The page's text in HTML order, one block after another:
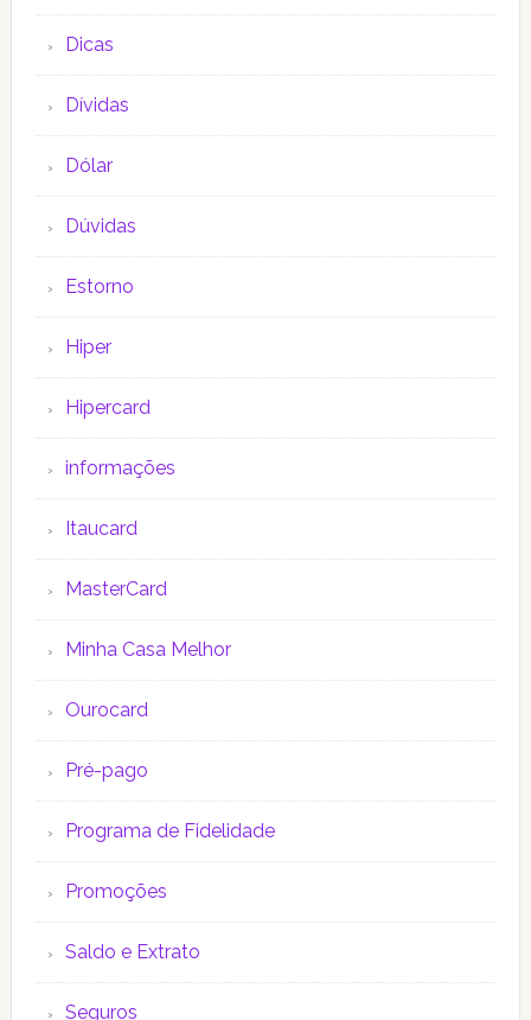
Dicas
Dívidas
Dólar
Dúvidas
Estorno
Hiper
Hipercard
informações
Itaucard
MasterCard
Minha Casa Melhor
Ourocard
Pré-pago
Programa de Fidelidade
Promoções
Saldo e Extrato
Seguros